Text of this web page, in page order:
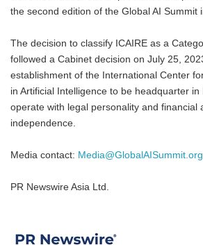
the second edition of the Global AI Summit
The decision to classify ICAIRE as a
followed a Cabinet decision on July 25,
establishment of the International Center
in Artificial Intelligence to be headquarter in
operate with legal personality and financial
independence.
Media contact: Media@GlobalAISummit.org
PR Newswire Asia Ltd.